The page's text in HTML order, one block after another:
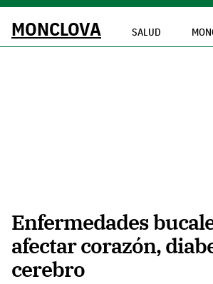
MONCLOVA SALUD
Enfermedades
afectar corazón,
cerebro